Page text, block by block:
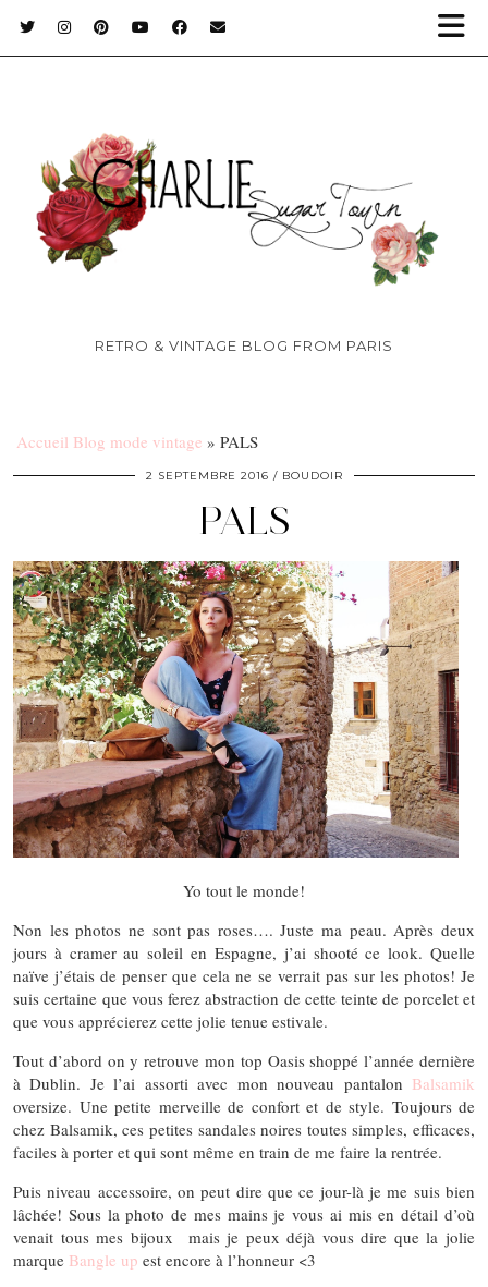
RETRO & VINTAGE BLOG FROM PARIS
Accueil Blog mode vintage » PALS
2 SEPTEMBRE 2016 BOUDOIR
PALS
Yo tout le monde!
Non les photos ne sont pas roses…. Juste ma peau. Après deux
jours à cramer au soleil en Espagne, j’ai shooté ce look. Quelle
naïve j’étais de penser que cela ne se verrait pas sur les photos! Je
suis certaine que vous ferez abstraction de cette teinte de porcelet et
que vous apprécierez cette jolie tenue estivale.
Tout d’abord on y retrouve mon top Oasis shoppé l’année dernière
à Dublin. Je l’ai assorti avec mon nouveau pantalon Balsamik
oversize. Une petite merveille de confort et de style. Toujours de
chez Balsamik, ces petites sandales noires toutes simples, efficaces,
faciles à porter et qui sont même en train de me faire la rentrée.
Puis niveau accessoire, on peut dire que ce jour-là je me suis bien
lâchée! Sous la photo de mes mains je vous ai mis en détail d’où
venait tous mes bijoux mais je peux déjà vous dire que la jolie
marque Bangle up est encore à l’honneur <3